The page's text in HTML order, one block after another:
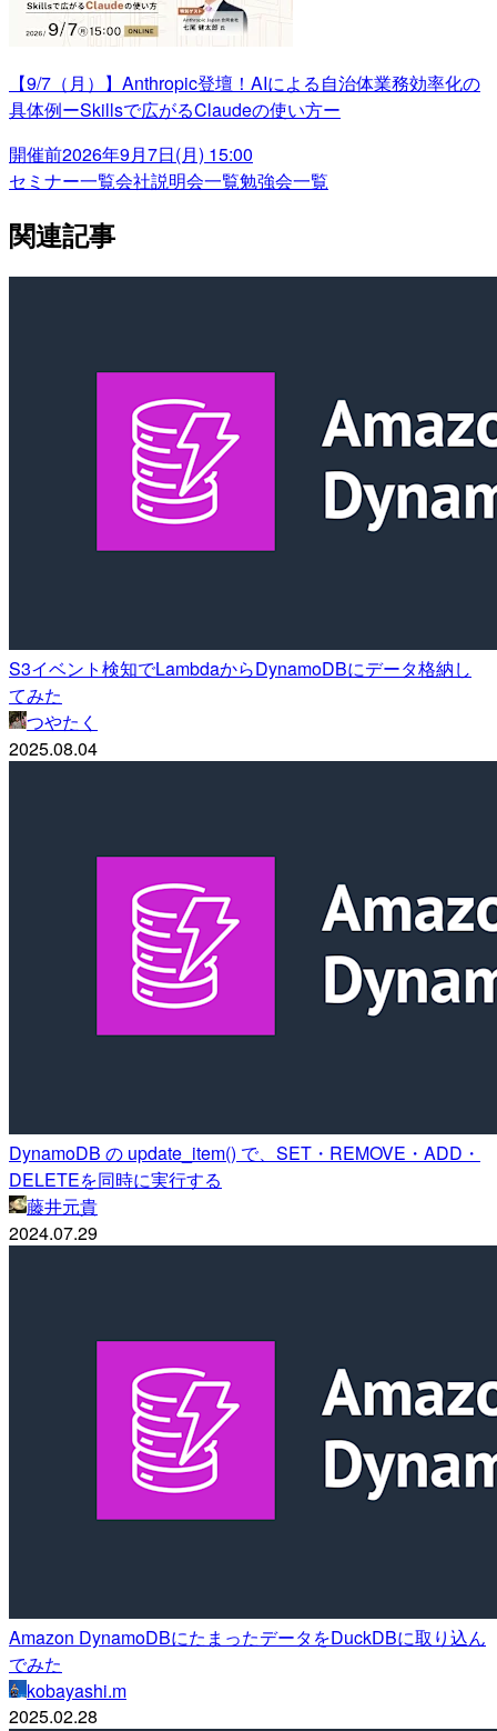
【9/7（月）】Anthropic登壇！AIによる自治体業務効率化の
具体例ーSkillsで広がるClaudeの使い方ー
開催前2026年9月7日(月) 15:00
セミナー一覧会社説明会一覧勉強会一覧
関連記事
S3イベント検知でLambdaからDynamoDBにデータ格納し
てみた
つやたく
2025.08.04
DynamoDB の update_item() で、SET・REMOVE・ADD・
DELETEを同時に実行する
藤井元貴
2024.07.29
Amazon DynamoDBにたまったデータをDuckDBに取り込ん
でみた
kobayashi.m
2025.02.28